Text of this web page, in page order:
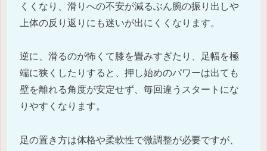
くくなり、滑りへの不安が減るぶん腕の振り出しや
上体の反り返りにも迷いが出にくくなります。
逆に、滑るのが怖くて膝を畳みすぎたり、足幅を極
端に狭くしたりすると、押し始めのパワーは出ても
壁を離れる角度が安定せず、毎回違うスタートにな
りやすくなります。
足の置き方は体格や柔軟性で微調整が必要ですが、